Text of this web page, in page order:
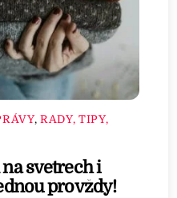
, RADY, TIPY,
svetrech i
provždy!